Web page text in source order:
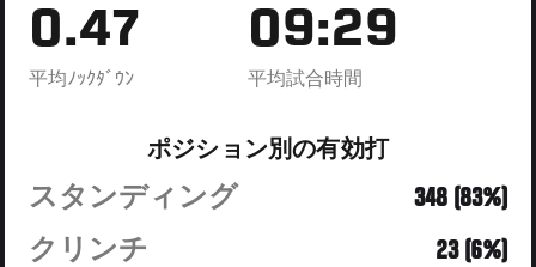
0.47
平均ﾉｯｸﾀﾞｳﾝ
09:29
平均試合時間
ポジション別の有効打
スタンディング
348 (83%)
クリンチ
23 (6%)